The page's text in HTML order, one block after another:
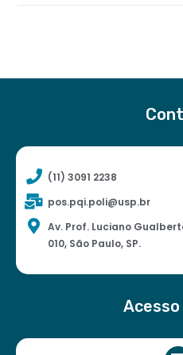
(11) 3091 2238
pos.pqi.poli@usp.br
Av. Prof. Luciano
010, São Paulo, SP.